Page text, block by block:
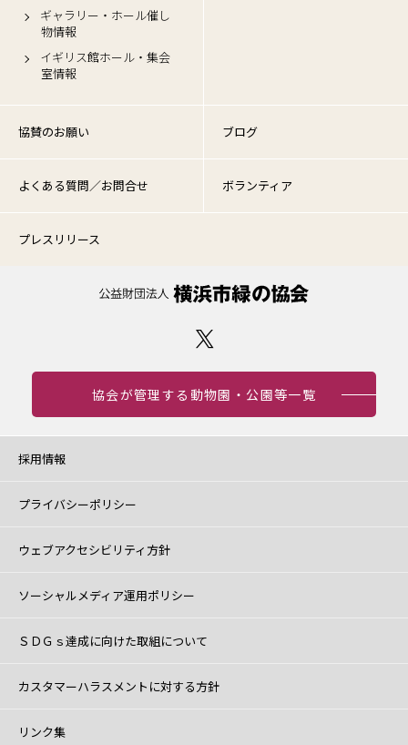
ギャラリー・ホール催し
物情報
イギリス館ホール・集会
室情報
協賛のお願い ブログ
よくある質問／お問合せ ボランティア
プレスリリース
協会が管理する動物園・公園等一覧
採用情報
プライバシーポリシー
ウェブアクセシビリティ方針
ソーシャルメディア運用ポリシー
ＳＤＧｓ達成に向けた取組について
カスタマーハラスメントに対する方針
リンク集